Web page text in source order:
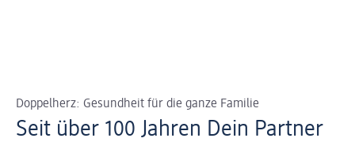
Doppelherz: Gesundheit für die ganze Familie
Seit über 100 Jahren Dein Partner